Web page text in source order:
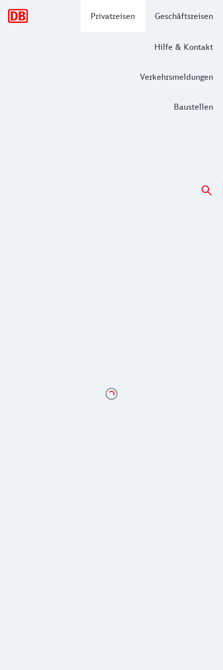
Privatreisen Geschäftsreisen
Hilfe & Kontakt
Verkehrsmeldungen
Baustellen